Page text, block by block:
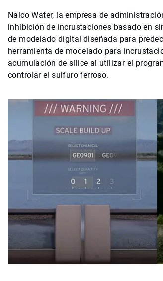
Nalco Water, la empresa de
inhibición de incrustaciones basado en
de modelado digital diseñada para
herramienta de modelado para
acumulación de sílice al utilizar el
controlar el sulfuro ferroso.